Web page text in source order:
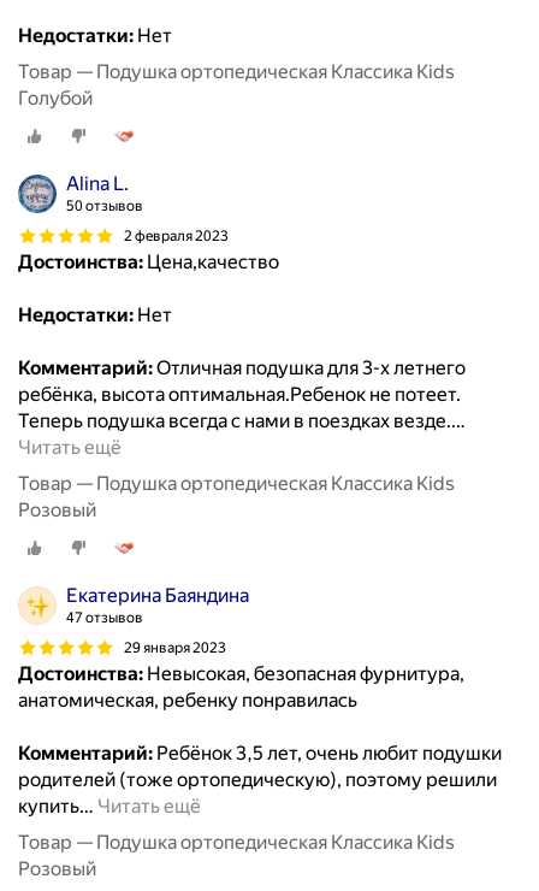
Недостатки: Нет
Товар — Подушка ортопедическая Классика Kids
Голубой
Alina L.
50 отзывов
2 февраля 2023
Достоинства: Цена,качество
Недостатки: Нет
Комментарий:Отличная подушка для 3-х летнего
ребёнка, высота оптимальная.Ребенок не потеет.
Теперь подушка всегда с нами в поездках везде.…
Читать ещё
Товар — Подушка ортопедическая Классика Kids
Розовый
Екатерина Баяндина
47 отзывов
29 января 2023
Достоинства: Невысокая, безопасная фурнитура,
анатомическая, ребенку понравилась
Комментарий: Ребёнок 3,5 лет, очень любит подушки
родителей (тоже ортопедическую), поэтому решили
купить… Читать ещё
Товар — Подушка ортопедическая Классика Kids
Розовый